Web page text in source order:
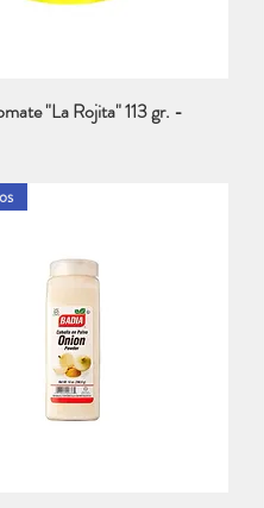
"La Rojita" 113 gr. -